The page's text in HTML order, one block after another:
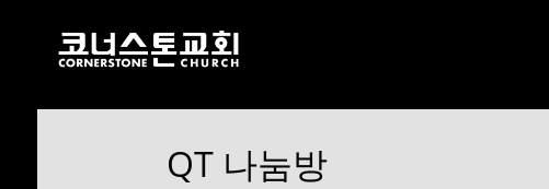
17
QT 나눔방